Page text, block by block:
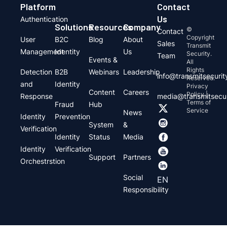
Platform
Authentication
User
Management
Detection
and
Response
Identity
Verification
Identity
Orchestrstion
Solutions
B2C
Identity
B2B
Identity
Fraud
Prevention
Identity
Verification
Resources
Blog
Events &
Webinars
Content
Hub
System
Status
Support
Company
About
Us
Leadership
Careers
News
&
Media
Partners
Social
Responsibility
Contact
Us
Contact
Sales
Team
EN
©
Copyright
Transmit
Security.
All
Rights
Reserved.
Privacy
Policy |
Terms of
Service